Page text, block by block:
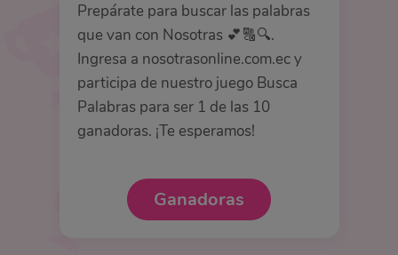
Prepárate para buscar las palabras
que van con Nosotras 💕🔠🔍.
Ingresa a nosotrasonline.com.ec y
participa de nuestro juego Busca
Palabras para ser 1 de las 10
ganadoras. ¡Te esperamos!
Ganadoras